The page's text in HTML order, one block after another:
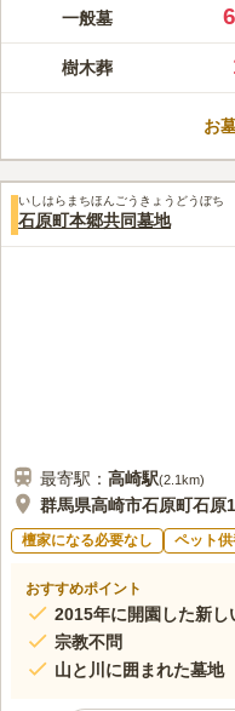
住宅地にありますが
れながらお参りでき
いお子様連れの方も
この霊園はまだ誰からも評価さ
一般墓
樹木葬
お
いしはらまちほんごうきょうどうぼち
石原町本郷共同墓地
最寄駅： 高崎駅(2.1km)
群馬県高崎市石原町石原
檀家になる必要なし ペット
おすすめポイント
2015年に開園した新し
宗教不問
山と川に囲まれた墓地